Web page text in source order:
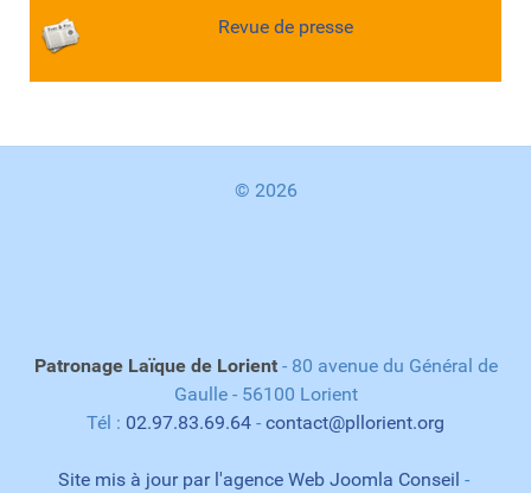
Revue de presse
© 2026
Patronage Laïque de Lorient - 80 avenue du Général de
Gaulle - 56100 Lorient
Tél : 02.97.83.69.64 - contact@pllorient.org
Site mis à jour par l'agence Web Joomla Conseil -